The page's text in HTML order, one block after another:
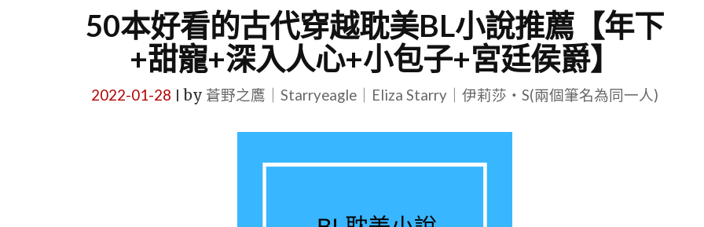
50本好看的古代穿越耽美BL小說推薦【年下
+甜寵+深入人心+小包子+宮廷侯爵】
2022-01-28 by 蒼野之鷹｜Starryeagle｜Eliza Starry｜伊莉莎・S(兩個筆名為同一人)